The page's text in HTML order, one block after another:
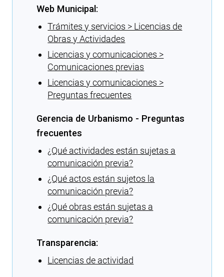
Web Municipal:
Trámites y servicios > Licencias de
Obras y Actividades
Licencias y comunicaciones >
Comunicaciones previas
Licencias y comunicaciones >
Preguntas frecuentes
Gerencia de Urbanismo - Preguntas
frecuentes
¿Qué actividades están sujetas a
comunicación previa?
¿Qué actos están sujetos la
comunicación previa?
¿Qué obras están sujetas a
comunicación previa?
Transparencia:
Licencias de actividad